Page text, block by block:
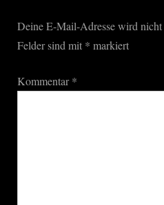
t
:
Deine E-Mail-Adresse wird
Felder sind mit * markiert
Kommentar*